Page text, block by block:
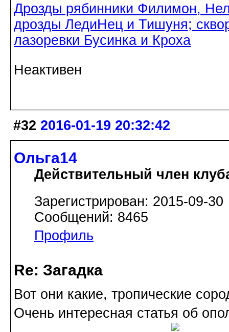
Дрозды рябинники Филимон,
дрозды ЛедиНец и Тишуня;
лазоревки Бусинка и Кроха
Неактивен
#32 2016-01-19 20:32:42
Ольга14
Действительный член
Зарегистрирован: 2015-09-30
Сообщений: 8465
Профиль
Re: Загадка
Вот они какие, тропические
Очень интересная статья об